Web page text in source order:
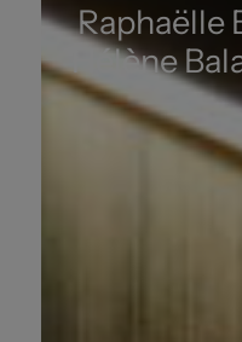
Raphaëlle
Hélène